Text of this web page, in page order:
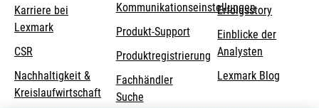
Karriere bei
Lexmark
CSR
Nachhaltigkeit &
Kreislaufwirtschaft
Kommunikationseinstellungen
wird
in
einer
neuen
Registerkarte
Produkt-Supportwird
einer
neuen
Produktregistrierung
Fachhändler
Suche
Erfolgsstory
Einblicke der
Analysten
Lexmark Blog